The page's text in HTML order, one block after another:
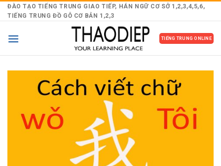
SkipĐÀO TẠO TIẾNG TRUNG GIAO TIẾP, HÁN NGỮ CƠ SỞ 1,2,3,4,5,6,
TIẾNG TRUNG ĐỒ GỖ CƠ BẢN 1,2,3
TIẾNG TRUNG ONLINE